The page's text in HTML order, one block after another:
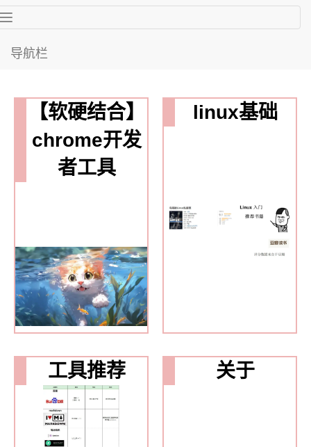
navigation
导航栏
【软硬结合】
chrome开发
者工具
linux基础
工具推荐 关于